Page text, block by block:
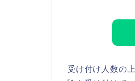
受け付け人数の